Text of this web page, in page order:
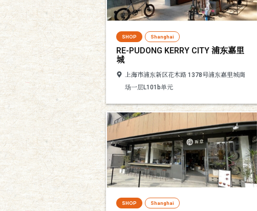
SHOP Shanghai
RE-PUDONG KERRY CITY 浦东嘉里
城
上海市浦东新区花木路 1378号浦东嘉里城商
场一层L101b单元
SHOP Shanghai